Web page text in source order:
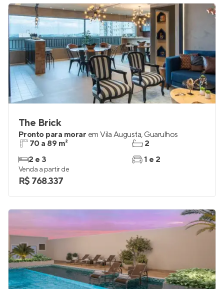
The Brick
Pronto para morar em Vila Augusta, Guarulhos
70 a 89 m²
2 e 3
2
1 e 2
Venda a partir de
R$ 768.337